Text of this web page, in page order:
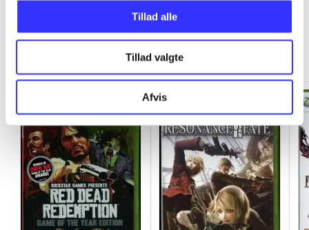
Tillad alle
Tillad valgte
Afvis
Minder om